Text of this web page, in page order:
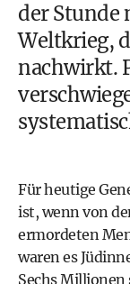
der Stunde
Weltkrieg,
nachwirkt.
Für heutige
ist, wenn von
ermordeten
waren es
Sechs Millionen